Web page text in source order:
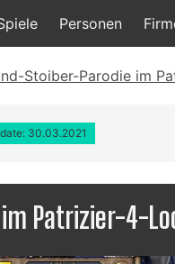
Personen
Stoiber-Parodie im
30.03.2021
Patrizier-4-